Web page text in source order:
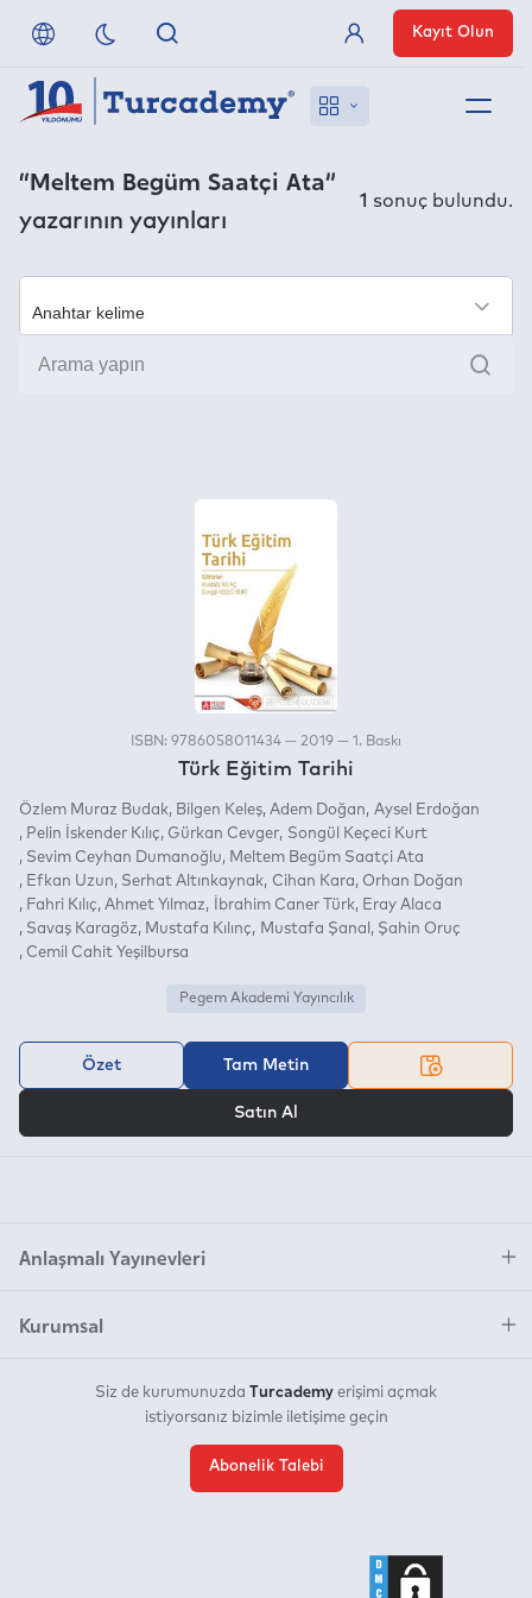
Referanslarımız
Uzaktan Erişim
Nasıl Erişirim
Üye Girişi
Kayıt Olun
“Meltem Begüm Saatçi Ata”
yazarının yayınları
1 sonuç bulundu.
Ara
ISBN: 9786058011434 — 2019 — 1. Baskı
Türk Eğitim Tarihi
Özlem Muraz Budak Bilgen Keleş Adem Doğan
Aysel Erdoğan
Pelin İskender Kılıç
Gürkan Cevger
Songül Keçeci Kurt
Sevim Ceyhan Dumanoğlu
Meltem Begüm Saatçi Ata
Efkan Uzun
Serhat Altınkaynak Cihan Kara
Orhan Doğan
Fahri Kılıç Ahmet Yılmaz İbrahim Caner Türk
Eray Alaca
Savaş Karagöz
Mustafa Kılınç Mustafa Şanal
Şahin Oruç
Cemil Cahit Yeşilbursa
Pegem Akademi Yayıncılık
Özet Tam Metin
Satın Al
Anlaşmalı Yayınevleri
Kurumsal
Siz de kurumunuzda Turcademy erişimi açmak
istiyorsanız bizimle iletişime geçin
Abonelik Talebi